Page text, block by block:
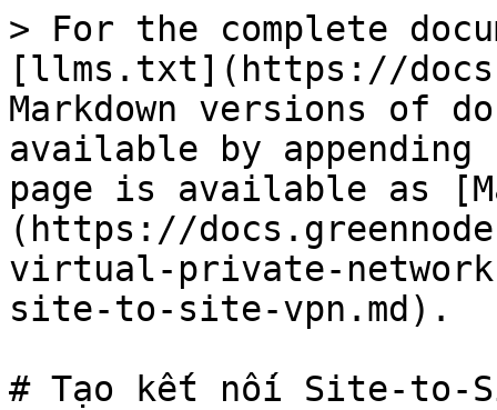
> For the complete
[llms.txt](https://
Markdown versions of
available by
page is available as
(https://
virtual-private-
site-to-site-vpn.md).
# Tạo kết nối Site-to-